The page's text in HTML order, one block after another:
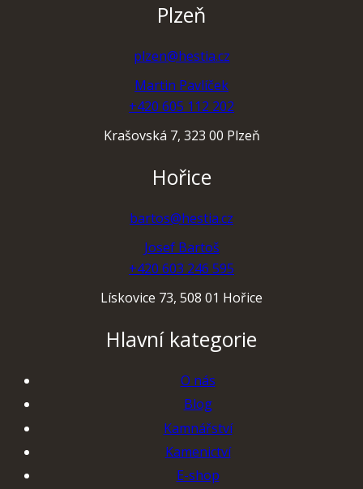
Plzeň
plzen@hestia.cz
Martin Pavlíček
+420 605 112 202
Krašovská 7, 323 00 Plzeň
Hořice
bartos@hestia.cz
Josef Bartoš
+420 603 246 595
Lískovice 73, 508 01 Hořice
Hlavní kategorie
O nás
Blog
Kamnářství
Kamenictví
E-shop